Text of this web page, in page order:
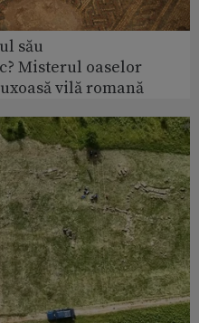
său
Misterul oaselor
vilă romană